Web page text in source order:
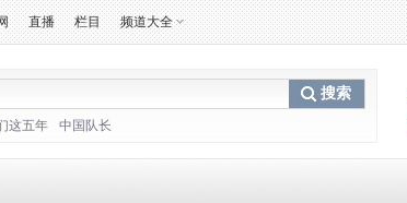
直播 栏目 频道大全
搜索
这五年 中国队长